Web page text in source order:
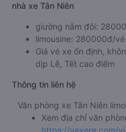
nhà xe Tân Niên
giường nằm đôi:
limousine: 280000đ/vé
Giá vé xe ổn định,
dịp Lễ, Tết cao điểm
Thông tin liên hệ
Văn phòng xe Tân Niên
Xem địa chỉ văn
https://vexere.com/